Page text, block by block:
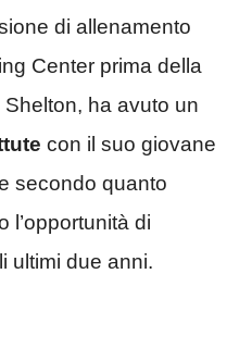
di allenamento
Center prima della
ha avuto un
con il suo giovane
secondo quanto
l’opportunità di
ultimi due anni.